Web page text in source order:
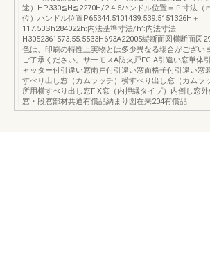
途）HP330≦H≦2270H/2-4.5ハンドル位置＝Ｐ寸法（
位）ハンドル位置P65344.5101439.539.5151326H＋
117.53Sh284022h:内法基準寸法/h’:内法寸法
H3052361573.55.5533H693A22005縦断面図横断面図
色は、印刷の特性上実物とは多少異なる場合がござい
ご了承ください。サーモスA防火戸FG-A引違い窓単体
ャッター付引違い窓雨戸付引違い窓面格子付引違い窓
すべり出し窓（カムラッチ）横すべり出し窓（カムラ
所用横すべり出し窓FIX窓（内押縁タイプ）内倒し窓
窓・段窓部材共通有償品納まり図在来204有償品